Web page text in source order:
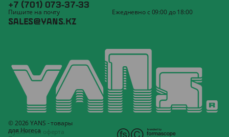
+7 (701) 073-37-33
Пишите на почту
SALES@YANS.KZ
Ежедневно с 09:00 до 18:00
© 2026 YANS - товары
для Horeca
Публичная оферта